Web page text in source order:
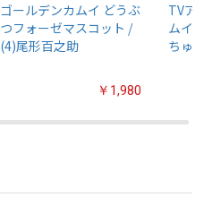
ゴールデンカムイ どうぶ
つフォーゼマスコット /
(4)尾形百之助
￥1,980
TVア
ムイ』
ちゅる